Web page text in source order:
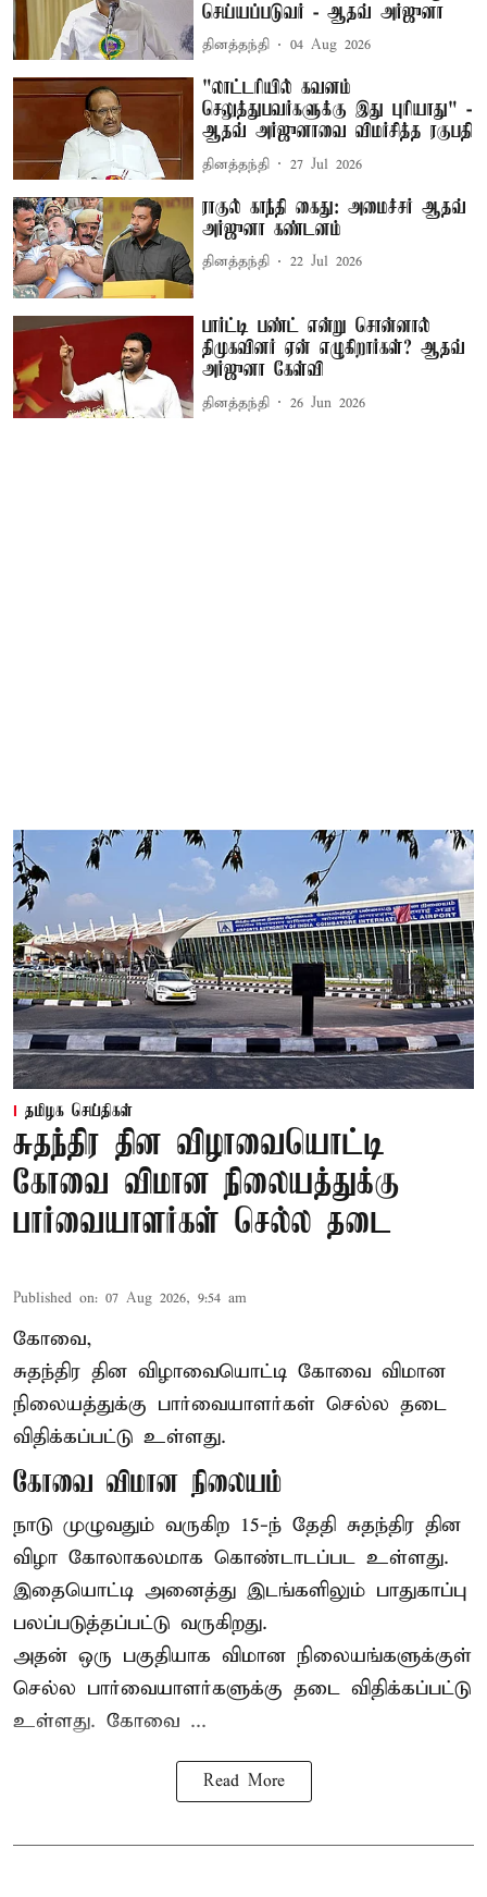
செய்யப்படுவர் - ஆதவ் அர்ஜுனா
தினத்தந்தி 04 Aug 2026
"லாட்டரியில் கவனம்
செலுத்துபவர்களுக்கு இது புரியாது" -
ஆதவ் அர்ஜுனாவை விமர்சித்த ரகுபதி
தினத்தந்தி 27 Jul 2026
ராகுல் காந்தி கைது: அமைச்சர் ஆதவ்
அர்ஜுனா கண்டனம்
தினத்தந்தி 22 Jul 2026
பார்ட்டி பண்ட் என்று சொன்னால்
திமுகவினர் ஏன் எழுகிறார்கள்? ஆதவ்
அர்ஜுனா கேள்வி
தினத்தந்தி 26 Jun 2026
தமிழக செய்திகள்
சுதந்திர தின விழாவையொட்டி
கோவை விமான நிலையத்துக்கு
பார்வையாளர்கள் செல்ல தடை
Published on: 07 Aug 2026, 9:54 am
கோவை,
சுதந்திர தின விழாவையொட்டி கோவை விமான
நிலையத்துக்கு பார்வையாளர்கள் செல்ல தடை
விதிக்கப்பட்டு உள்ளது.
கோவை விமான நிலையம்
நாடு முழுவதும் வருகிற 15-ந் தேதி சுதந்திர தின
விழா கோலாகலமாக கொண்டாடப்பட உள்ளது.
இதையொட்டி அனைத்து இடங்களிலும் பாதுகாப்பு
பலப்படுத்தப்பட்டு வருகிறது.
அதன் ஒரு பகுதியாக விமான நிலையங்களுக்குள்
செல்ல பார்வையாளர்களுக்கு தடை விதிக்கப்பட்டு
உள்ளது. கோவை ...
Read More